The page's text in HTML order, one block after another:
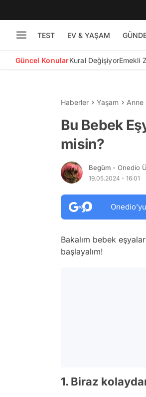
TEST EV & YAŞAM
Güncel KonularKural DeğişiyorEmekli
Haberler Yaşam Anne
Bu Bebek
misin?
Begüm - Onedio
19.05.2024 - 16:01
Bakalım bebek
başlayalım!
1. Biraz